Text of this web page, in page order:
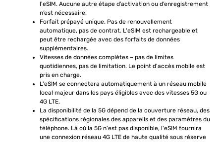
l'eSIM. Aucune autre étape d’activation ou d’enregistrement
n’est nécessaire.
Forfait prépayé unique. Pas de renouvellement
automatique, pas de contrat. L'eSIM est rechargeable et
peut être rechargée avec des forfaits de données
supplémentaires.
Vitesses de données complètes – pas de limites
quotidiennes, pas de limitation. Le point d'accès mobile est
pris en charge.
L'eSIM se connectera automatiquement à un réseau mobile
local majeur dans les pays éligibles avec des vitesses 5G ou
4G LTE.
La disponibilité de la 5G dépend de la couverture réseau, des
spécifications régionales des appareils et des paramètres du
téléphone. Là où la 5G n'est pas disponible, l'eSIM fournira
une connexion réseau 4G LTE de haute qualité sous réserve